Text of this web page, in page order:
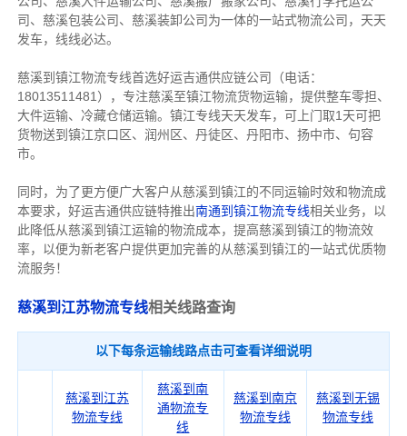
司、慈溪包装公司、慈溪装卸公司为一体的一站式物流公司，天天
发车，线线必达。
慈溪到 镇江物流专线首选好运吉通供应链公司（电话：
18013511481），专注慈溪至镇江物流货物运输，提供整车零担、
大件运输、冷藏仓储运输。 镇江专线天天发车，可上门取1天可把
货物送到 镇江京口区、润州区、丹徒区、丹阳市、扬中市、句容
市。
同时，为了更方便广大客户从慈溪到镇江的不同运输时效和物流成
本要求，好运吉通供应链特推出南通到镇江物流专线相关业务，以
此降低从慈溪到镇江运输的物流成本，提高慈溪到镇江的物流效
率，以便为新老客户提供更加完善的从慈溪到镇江的一站式优质物
流服务！
慈溪到江苏物流专线相关线路查询
以下每条运输线路点击可查看详细说明
慈溪到江苏
物流专线
慈溪到南
通物流专
线
慈溪到南京
物流专线
慈溪到无锡
物流专线